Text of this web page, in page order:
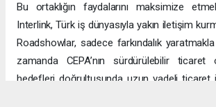
Bu ortaklığın faydalarını maksimize
Interlink, Türk iş dünyasıyla yakın iletişim
Roadshowlar, sadece farkındalık
zamanda CEPA’nın sürdürülebilir ticaret
hedefleri doğrultusunda uzun vadeli ticaret